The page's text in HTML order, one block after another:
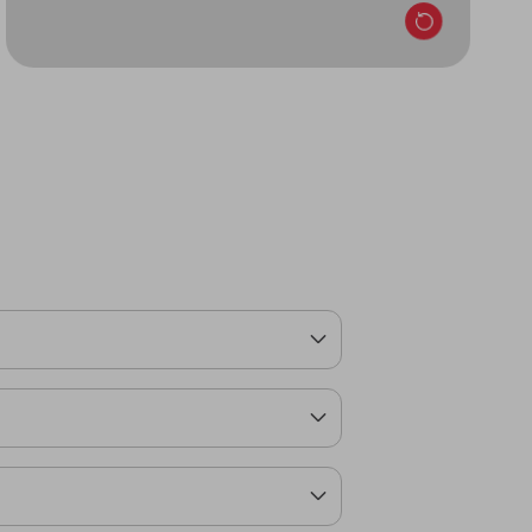
eins pro Abo.
über Ratenzahlungen in